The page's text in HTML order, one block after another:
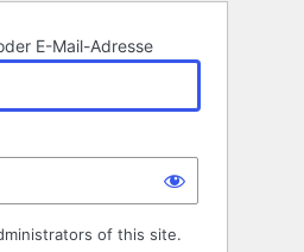
E-Mail-Adresse
of this site.